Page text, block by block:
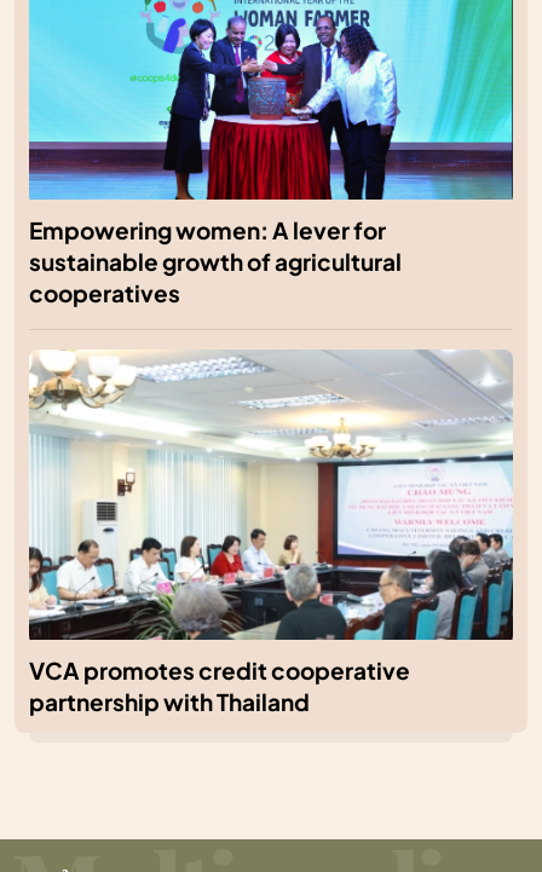
Empowering women: A lever for
sustainable growth of agricultural
cooperatives
VCA promotes credit cooperative
partnership with Thailand